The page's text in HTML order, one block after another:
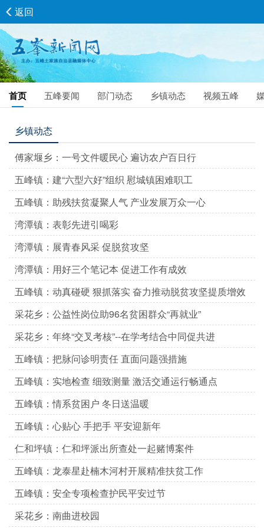
首页 五峰要闻 部门动态 乡镇动态 视频五峰
返回
乡镇动态
傅家堰乡：一号文件暖民心 遍访农户百日行
五峰镇：建“六型六好”组织 慰城镇困难职工
五峰镇：助残扶贫凝聚人气 产业发展万众一心
湾潭镇：表彰先进引喝彩
湾潭镇：展青春风采 促脱贫攻坚
湾潭镇：用好三个笔记本 促进工作有成效
五峰镇：动真碰硬 狠抓落实 奋力推动脱贫攻坚提质增效
采花乡：公益性岗位助96名贫困群众“再就业”
采花乡：年终“交叉考核”--在学考结合中同促共进
五峰镇：把脉问诊明责任 直面问题强措施
五峰镇：实地检查 细致测量 激活交通运行畅通点
五峰镇：情系贫困户 冬日送温暖
五峰镇：心贴心 手把手 平安迎新年
仁和坪镇：仁和坪派出所查处一起赌博案件
五峰镇：龙泰星赴楠木河村开展精准扶贫工作
五峰镇：安全专项检查护民平安过节
采花乡：南曲进校园